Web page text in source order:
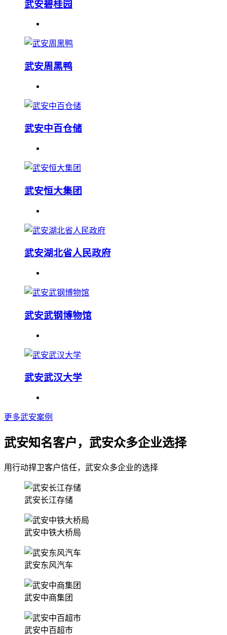
武安碧桂园
武安周黑鸭
武安中百仓储
武安恒大集团
武安湖北省人民政府
武安武钢博物馆
武安武汉大学
更多武安案例
武安知名客户，武安众多企业选择
用行动捍卫客户信任，武安众多企业的选择
武安长江存储
武安中铁大桥局
武安东风汽车
武安中商集团
武安中百超市